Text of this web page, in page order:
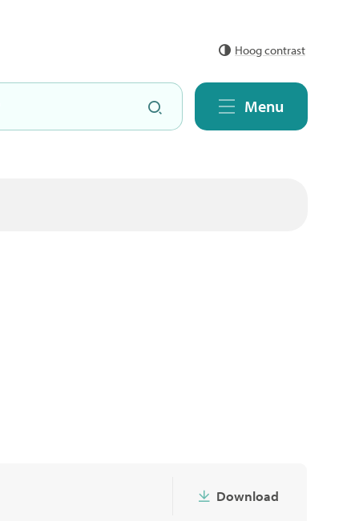
Hoog contrast
Menu
Download